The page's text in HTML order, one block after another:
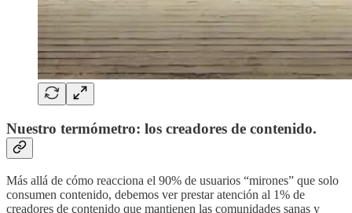
Nuestro termómetro: los creadores de contenido.
Más allá de cómo reacciona el 90% de usuarios “mirones” que solo
consumen contenido, debemos ver prestar atención al 1% de
creadores de contenido que mantienen las comunidades sanas y